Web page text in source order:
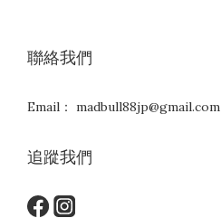
聯絡我們
Email： madbull88jp@gmail.com
追蹤我們